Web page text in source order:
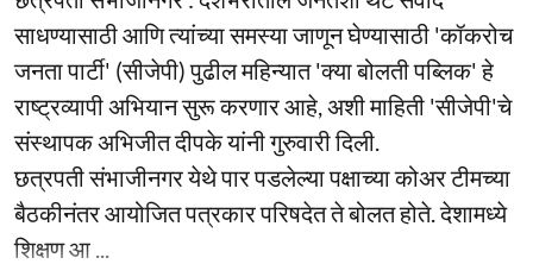
साधण्यासाठी आणि त्यांच्या समस्या जाणून घेण्यासाठी 'कॉकरोच
जनता पार्टी' (सीजेपी) पुढील महिन्यात 'क्या बोलती पब्लिक' हे
राष्ट्रव्यापी अभियान सुरू करणार आहे, अशी माहिती 'सीजेपी'चे
संस्थापक अभिजीत दीपके यांनी गुरुवारी दिली.
छत्रपती संभाजीनगर येथे पार पडलेल्या पक्षाच्या कोअर टीमच्या
बैठकीनंतर आयोजित पत्रकार परिषदेत ते बोलत होते. देशामध्ये
शिक्षण आ ...